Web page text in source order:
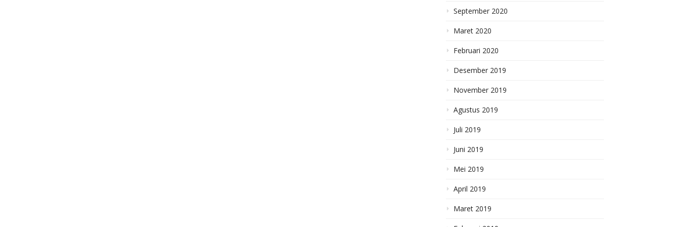
September 2020
Maret 2020
Februari 2020
Desember 2019
November 2019
Agustus 2019
Juli 2019
Juni 2019
Mei 2019
April 2019
Maret 2019